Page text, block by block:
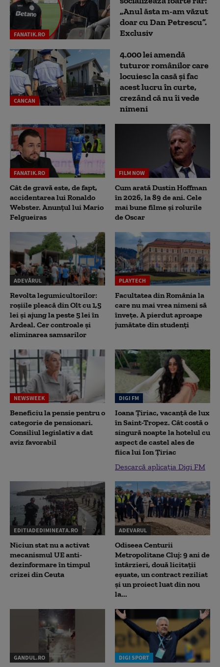
FANATIK.RO
„Anul ăsta m-am văzut
doar cu Dan Petrescu”.
Exclusiv
CANCAN
4.000 lei amendă
tuturor românilor care
locuiesc la casă și fac
acest lucru în curte,
crezând că nu îi vede
nimeni
FANATIK.RO
Cât de gravă este, de fapt,
accidentarea lui Ronaldo
Webster. Anunțul lui Mario
Felgueiras
FILM NOW
Cum arată Dustin Hoffman
în 2026, la 89 de ani. Cele
mai bune filme și rolurile
de Oscar
ADEVĂRUL
Revolta legumicultorilor:
roșiile pleacă din Olt cu 1,5
lei și ajung la peste 5 lei în
Ardeal. Cer controale și
eliminarea samsarilor
PLAYTECH
Facultatea din România la
care nu mai vrea nimeni să
înveţe. A pierdut aproape
jumătate din studenţi
NEWSWEEK
Beneficiu la pensie pentru o
categorie de pensionari.
Consiliul legislativ a dat
aviz favorabil
DIGI FM
Ioana Țiriac, vacanță de lux
în Saint-Tropez. Cât costă o
singură noapte la hotelul cu
aspect de castel ales de
fiica lui Ion Țiriac
Descarcă aplicația Digi FM
EDITIADEDIMINEATA.RO
Niciun stat nu a activat
mecanismul UE anti-
dezinformare în timpul
crizei din Ceuta
ADEVARUL
Odiseea Centurii
Metropolitane Cluj: 9 ani de
întârzieri, două licitații
eșuate, un contract reziliat
și un proiect luat din nou
la...
GANDUL.RO DIGI SPORT